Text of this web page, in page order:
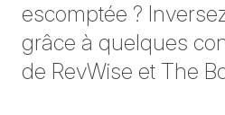
escomptée ?
grâce à quelques
de RevWise et The